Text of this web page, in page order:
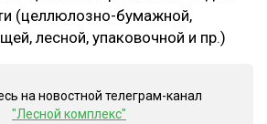
(целлюлозно-бумажной,
лесной, упаковочной и пр.)
на новостной телеграм-канал
"Лесной комплекс"